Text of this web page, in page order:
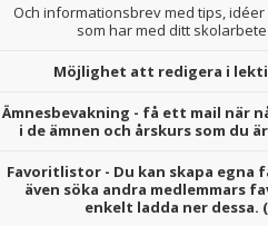
Och informationsbrev med tips,
som har med ditt
Möjlighet att redigera i
Ämnesbevakning - få ett mail när
i de ämnen och årskurs som du
Favoritlistor - Du kan skapa egna
även söka andra medlemmars
enkelt ladda ner dessa.